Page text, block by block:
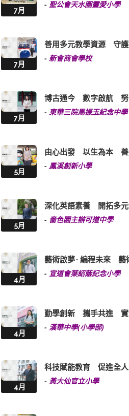
7月
- 聖公會天水圍靈愛小學
7月
善用多元教學資源 守
- 新會商會學校
7月
博古通今 數字啟航
- 東華三院馬振玉紀念中學
5月
由心出發 以生為本 善
- 鳳溪創新小學
5月
深化英語素養 開拓多
- 嗇色園主辦可道中學
4月
藝術啟夢 · 編程未來 藝
- 宣道會葉紹蔭紀念小學
4月
勤學創新 攜手共進 實
- 漢華中學(小學部)
4月
科技賦能教育 促進全
- 黃大仙官立小學